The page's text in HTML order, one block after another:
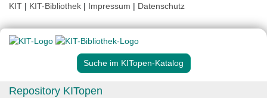
KIT | KIT-Bibliothek | Impressum | Datenschutz
Suche im KITopen-Katalog
Repository KITopen